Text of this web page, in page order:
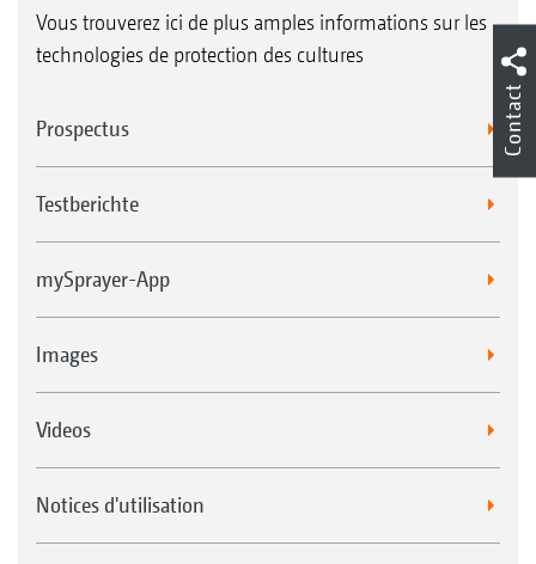
rampe en fourrière
Géométrie variable automatique de rampe
1. Capteurs à ultrasons
2. Capteurs angulaires
Vous trouverez ici de plus amples informations sur les
technologies de protection des cultures
Prospectus
Testberichte
mySprayer-App
Images
Videos
Notices d'utilisation
Contact